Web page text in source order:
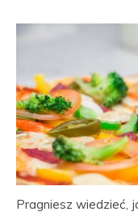
Pragniesz wiedzieć,